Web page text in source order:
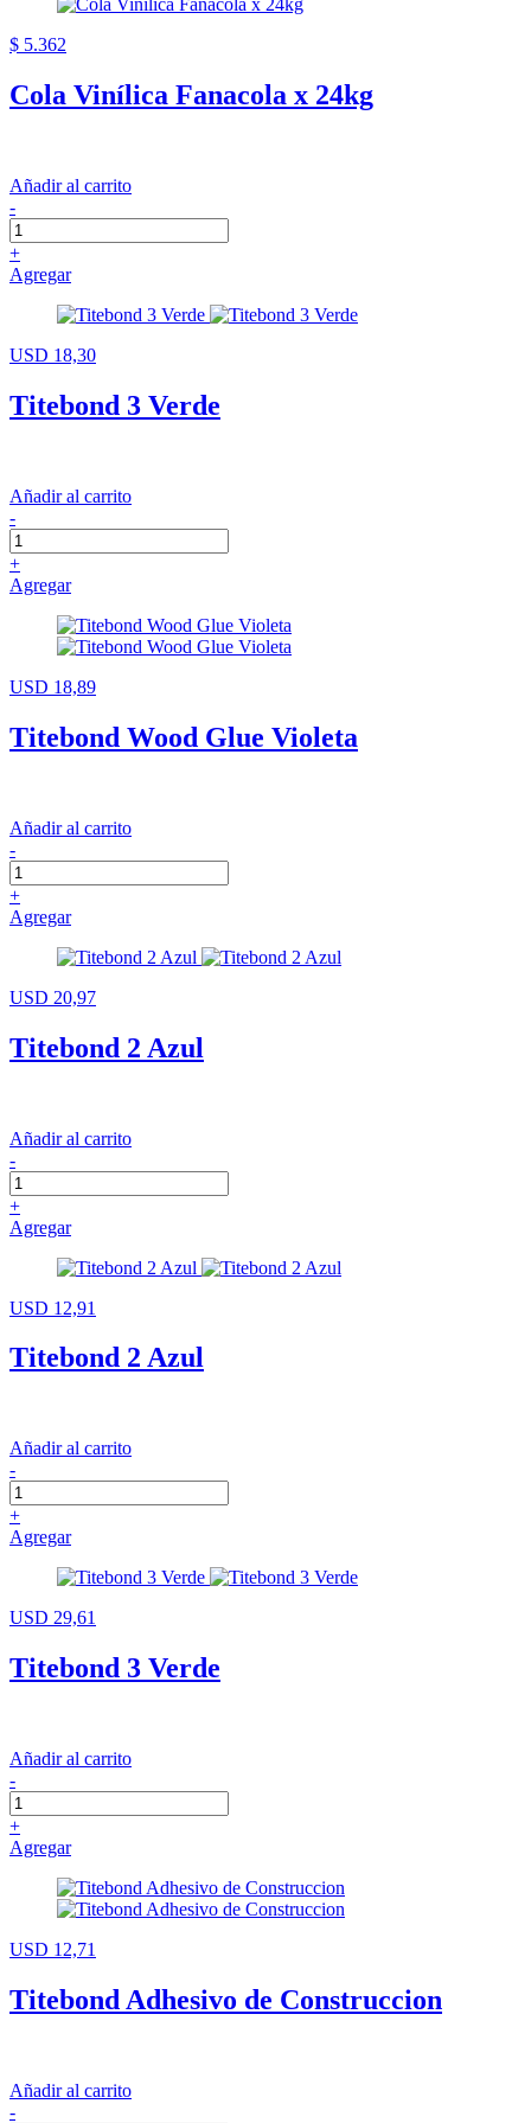
$ 5.362
Cola Vinílica Fanacola x 24kg
Añadir al carrito
-
+
Agregar
USD 18,30
Titebond 3 Verde
Añadir al carrito
-
+
Agregar
USD 18,89
Titebond Wood Glue Violeta
Añadir al carrito
-
+
Agregar
USD 20,97
Titebond 2 Azul
Añadir al carrito
-
+
Agregar
USD 12,91
Titebond 2 Azul
Añadir al carrito
-
+
Agregar
USD 29,61
Titebond 3 Verde
Añadir al carrito
-
+
Agregar
USD 12,71
Titebond Adhesivo de Construccion
Añadir al carrito
-